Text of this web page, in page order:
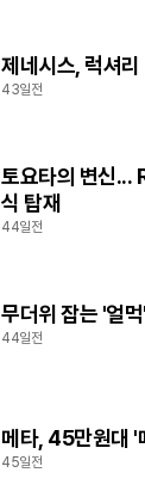
제네시스, 럭셔
43일전
토요타의 변신...
식 탑재
44일전
무더위 잡는 '얼
44일전
메타, 45만원대 '
45일전